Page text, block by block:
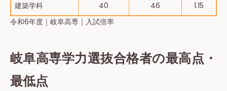
建築学科
40 46
1.15
令和6年度｜岐阜高専｜入試倍率
岐阜高専学力選抜合格者の最高点・
最低点